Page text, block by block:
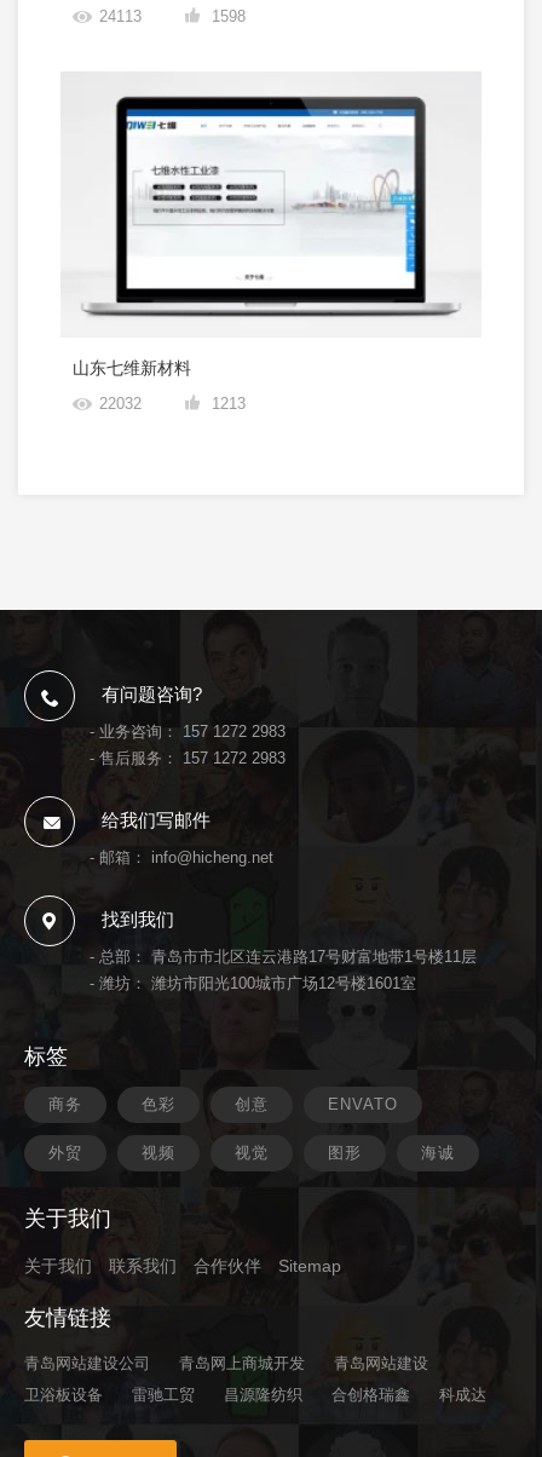
24113 1598
山东七维新材料
22032 1213
有问题咨询?
- 业务咨询： 157 1272 2983
- 售后服务： 157 1272 2983
给我们写邮件
- 邮箱： info@hicheng.net
找到我们
- 总部： 青岛市市北区连云港路17号财富地带1号楼11层
- 潍坊： 潍坊市阳光100城市广场12号楼1601室
标签
商务 色彩 创意 ENVATO
外贸 视频 视觉 图形 海诚
关于我们
关于我们 联系我们 合作伙伴 Sitemap
友情链接
青岛网站建设公司 青岛网上商城开发
青岛网站建设
卫浴板设备
雷驰工贸 昌源隆纺织 合创格瑞鑫 科成达